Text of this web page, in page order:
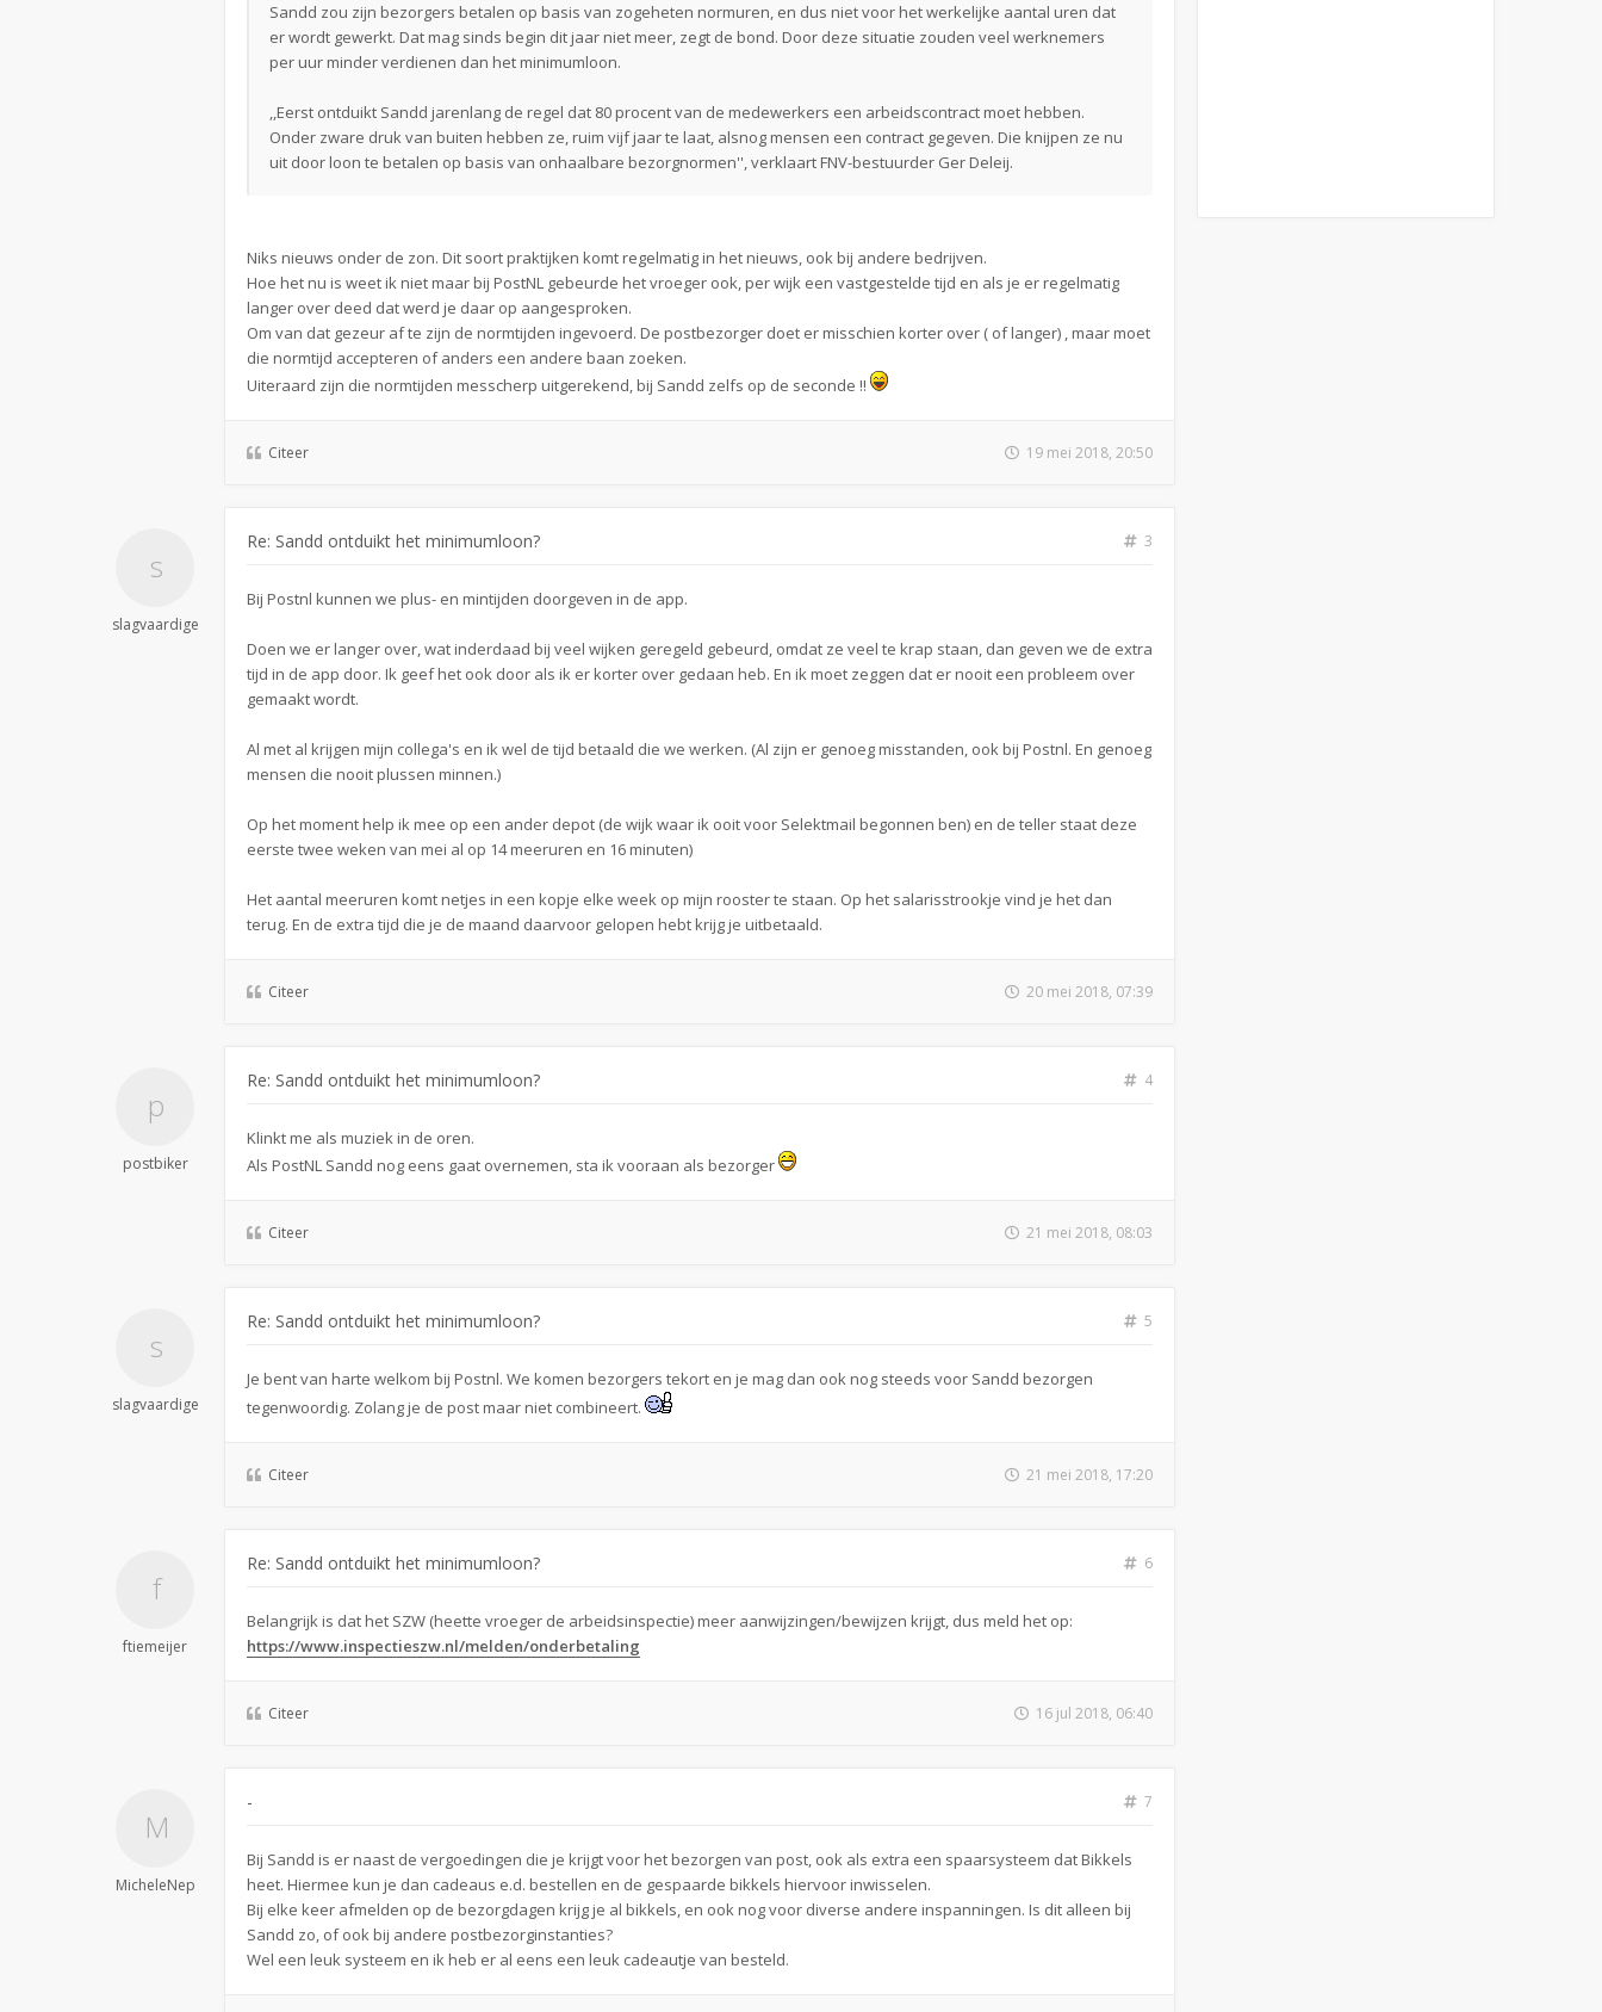
Sandd zou zijn bezorgers betalen op basis van zogeheten normuren, en dus niet voor het werkelijke aantal uren dat
er wordt gewerkt. Dat mag sinds begin dit jaar niet meer, zegt de bond. Door deze situatie zouden veel werknemers
per uur minder verdienen dan het minimumloon.
,,Eerst ontduikt Sandd jarenlang de regel dat 80 procent van de medewerkers een arbeidscontract moet hebben.
Onder zware druk van buiten hebben ze, ruim vijf jaar te laat, alsnog mensen een contract gegeven. Die knijpen ze nu
uit door loon te betalen op basis van onhaalbare bezorgnormen'', verklaart FNV-bestuurder Ger Deleij.
Niks nieuws onder de zon. Dit soort praktijken komt regelmatig in het nieuws, ook bij andere bedrijven.
Hoe het nu is weet ik niet maar bij PostNL gebeurde het vroeger ook, per wijk een vastgestelde tijd en als je er regelmatig
langer over deed dat werd je daar op aangesproken.
Om van dat gezeur af te zijn de normtijden ingevoerd. De postbezorger doet er misschien korter over ( of langer) , maar moet
die normtijd accepteren of anders een andere baan zoeken.
Uiteraard zijn die normtijden messcherp uitgerekend, bij Sandd zelfs op de seconde !!
Citeer 19 mei 2018, 20:50
slagvaardige
Re: Sandd ontduikt het minimumloon? 3
Bij Postnl kunnen we plus- en mintijden doorgeven in de app.
Doen we er langer over, wat inderdaad bij veel wijken geregeld gebeurd, omdat ze veel te krap staan, dan geven we de extra
tijd in de app door. Ik geef het ook door als ik er korter over gedaan heb. En ik moet zeggen dat er nooit een probleem over
gemaakt wordt.
Al met al krijgen mijn collega's en ik wel de tijd betaald die we werken. (Al zijn er genoeg misstanden, ook bij Postnl. En genoeg
mensen die nooit plussen minnen.)
Op het moment help ik mee op een ander depot (de wijk waar ik ooit voor Selektmail begonnen ben) en de teller staat deze
eerste twee weken van mei al op 14 meeruren en 16 minuten)
Het aantal meeruren komt netjes in een kopje elke week op mijn rooster te staan. Op het salarisstrookje vind je het dan
terug. En de extra tijd die je de maand daarvoor gelopen hebt krijg je uitbetaald.
Citeer 20 mei 2018, 07:39
postbiker
Re: Sandd ontduikt het minimumloon? 4
Klinkt me als muziek in de oren.
Als PostNL Sandd nog eens gaat overnemen, sta ik vooraan als bezorger
Citeer 21 mei 2018, 08:03
slagvaardige
Re: Sandd ontduikt het minimumloon? 5
Je bent van harte welkom bij Postnl. We komen bezorgers tekort en je mag dan ook nog steeds voor Sandd bezorgen
tegenwoordig. Zolang je de post maar niet combineert.
Citeer 21 mei 2018, 17:20
ftiemeijer
Re: Sandd ontduikt het minimumloon? 6
Belangrijk is dat het SZW (heette vroeger de arbeidsinspectie) meer aanwijzingen/bewijzen krijgt, dus meld het op:
https://www.inspectieszw.nl/melden/onderbetaling
Citeer 16 jul 2018, 06:40
MicheleNep
- 7
Bij Sandd is er naast de vergoedingen die je krijgt voor het bezorgen van post, ook als extra een spaarsysteem dat Bikkels
heet. Hiermee kun je dan cadeaus e.d. bestellen en de gespaarde bikkels hiervoor inwisselen.
Bij elke keer afmelden op de bezorgdagen krijg je al bikkels, en ook nog voor diverse andere inspanningen. Is dit alleen bij
Sandd zo, of ook bij andere postbezorginstanties?
Wel een leuk systeem en ik heb er al eens een leuk cadeautje van besteld.